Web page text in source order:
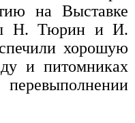
на Выставке
Н. Тюрин и И.
хорошую
и питомниках